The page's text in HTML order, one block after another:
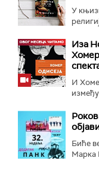
У
Иза
И
Биће
Марка